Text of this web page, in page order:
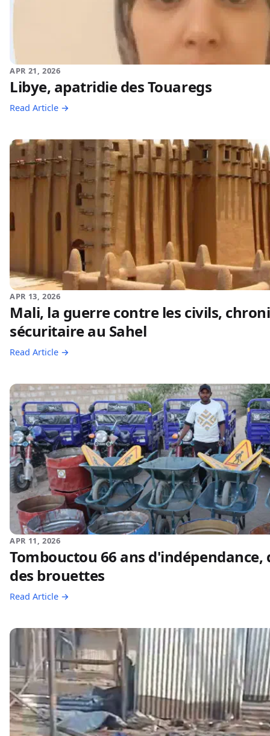
APR 21, 2026
Libye, apatridie des Touaregs
Read Article →
APR 13, 2026
Mali, la guerre contre les civils,
sécuritaire au Sahel
Read Article →
APR 11, 2026
Tombouctou 66 ans d'indépendance,
des brouettes
Read Article →